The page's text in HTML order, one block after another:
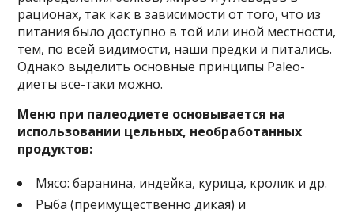
рационах, так как в зависимости от того, что из
питания было доступно в той или иной местности,
тем, по всей видимости, наши предки и питались.
Однако выделить основные принципы Paleo-
диеты все-таки можно.
Меню при палеодиете основывается на
использовании цельных, необработанных
продуктов:
Мясо: баранина, индейка, курица, кролик и др.
Рыба (преимущественно дикая) и